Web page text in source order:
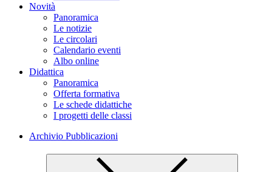
Novità
Panoramica
Le notizie
Le circolari
Calendario eventi
Albo online
Didattica
Panoramica
Offerta formativa
Le schede didattiche
I progetti delle classi
Archivio Pubblicazioni